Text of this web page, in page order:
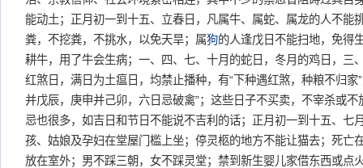
能动土；正月初一到十五、立春日，凡属牛、属蛇、属龙的人不能
粪，不挖粪，不挑水，以免天旱；属狗的人逢戊日不能扫地，免得
耕牛，用了牛会生病；一、四、七、十月的蛇日，冬月的鸡日，三
红煞日，满日为土瘟日，均禁止播种，有“下种遇红煞，种粮不归家
并戊辰，庚申并己卯，六日忌破禽”；这些日子不买卖，不宰杀或不
忌也很多，如吉日和节日不能说不吉利的话；正月初一到十五、七
孩、姑娘及孕妇在堂屋门槛上坐；停灵柩的地方不能让猫去；死亡
放在室外；男不踩三朝，女不踩灵堂；禁到新生婴儿家借东西或点